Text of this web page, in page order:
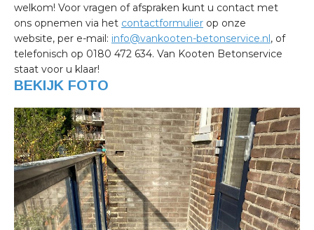
welkom! Voor vragen of afspraken kunt u contact met
ons opnemen via het contactformulier op onze
website, per e-mail: info@vankooten-betonservice.nl, of
telefonisch op 0180 472 634. Van Kooten Betonservice
staat voor u klaar!
BEKIJK FOTO